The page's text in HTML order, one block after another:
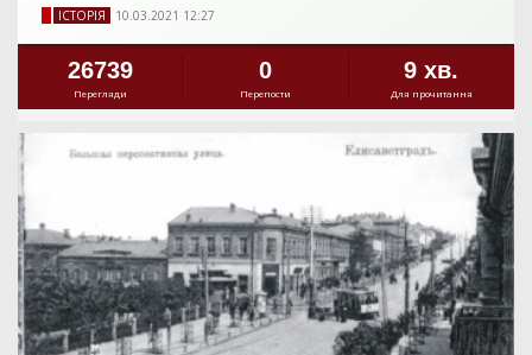
IСТОРIЯ 10.03.2021 12:27
26739
Перегляди
0
Перепости
9 хв.
Для прочитання